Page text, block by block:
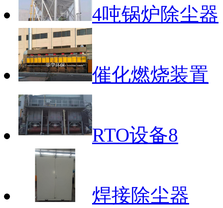
4吨锅炉除尘器
催化燃烧装置
RTO设备8
焊接除尘器